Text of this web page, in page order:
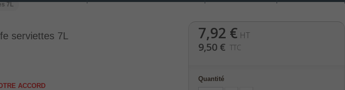
7L
serviettes 7L
ACCORD
7,92 € HT
9,50 € TTC
Quantité